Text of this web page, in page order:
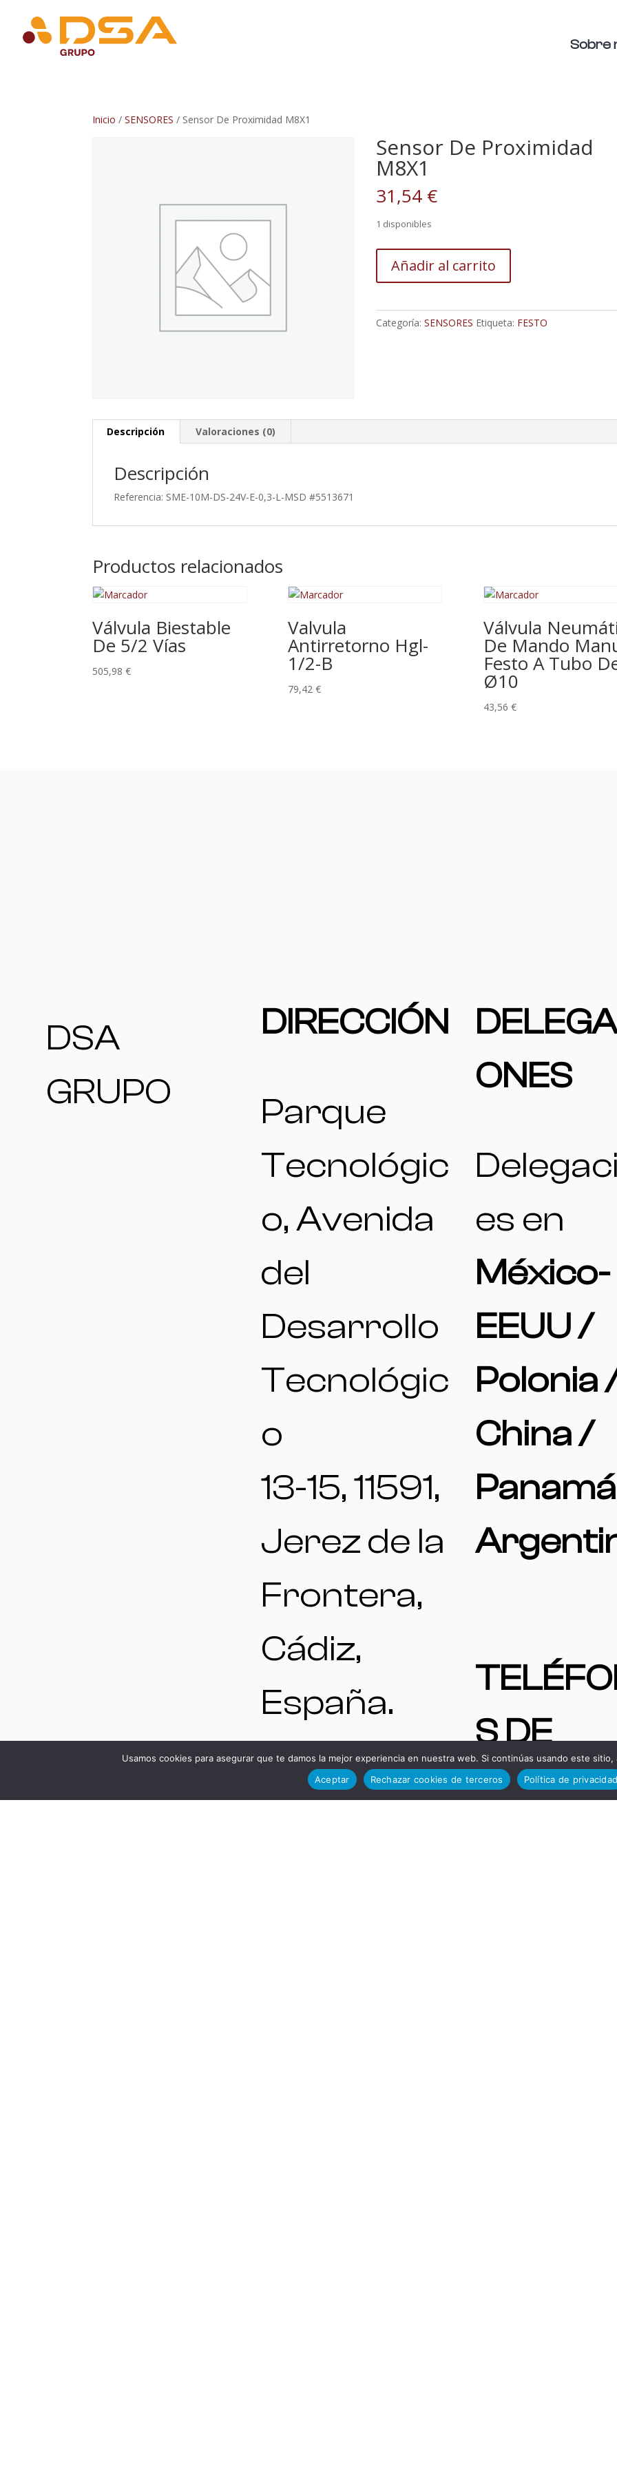
Sobre
Inicio /SENSORES / Sensor De Proximidad M8X1
Sensor De Proximidad
M8X1
31,54 €
1 disponibles
Proximidad
cantidad
Añadir al carrito
Categoría:SENSORES Etiqueta: FESTO
Descripción Valoraciones (0)
Descripción
Referencia: SME-10M-DS-24V-E-0,3-L-MSD #5513671
Productos relacionados
Válvula Biestable
De 5/2 Vías
505,98€
Valvula
Antirretorno Hgl-
1/2-B
79,42 €
Válvula
De Mando
Festo A Tubo
Ø10
43,56 €
DSA
GRUPO
DIRECCIÓN
Parque
Tecnológic
o, Avenida
del
Desarrollo
Tecnológic
o
13-15, 11591,
Jerez de la
Frontera,
Cádiz,
España.
VENTAS
ONES
es en
México-
EEUU /
Polonia
China /
S DE
Usamos cookies para asegurar que te damos la mejor experiencia en nuestra web. Si continúas usando este
Aceptar
Rechazar cookies de terceros Política de privacidad